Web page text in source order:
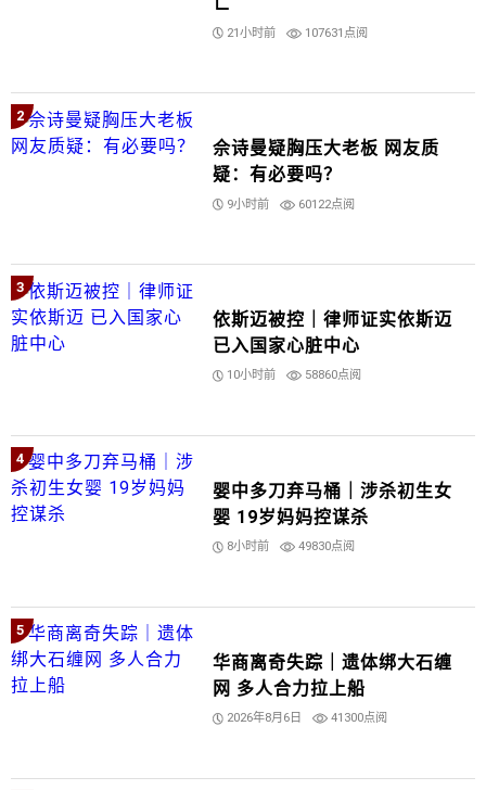
21小时前 107631点阅
2
佘诗曼疑胸压大老板 网友质
疑：有必要吗？
9小时前 60122点阅
3
依斯迈被控｜律师证实依斯迈
已入国家心脏中心
10小时前 58860点阅
4
婴中多刀弃马桶｜涉杀初生女
婴 19岁妈妈控谋杀
8小时前 49830点阅
5
华商离奇失踪｜遗体绑大石缠
网 多人合力拉上船
2026年8月6日 41300点阅